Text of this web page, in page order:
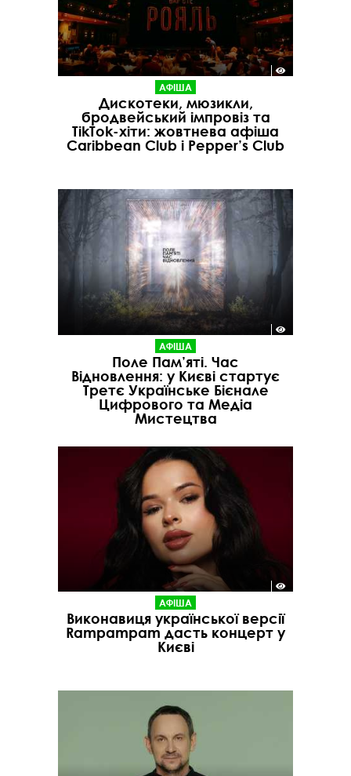
АФІША
Дискотеки, мюзикли,
бродвейський імпровіз та
TikTok-хіти: жовтнева афіша
Caribbean Club і Pepper’s Club
АФІША
Поле Пам’яті. Час
Відновлення: у Києві стартує
Третє Українське Бієнале
Цифрового та Медіа
Мистецтва
АФІША
Виконавиця української версії
Rampampam дасть концерт у
Києві